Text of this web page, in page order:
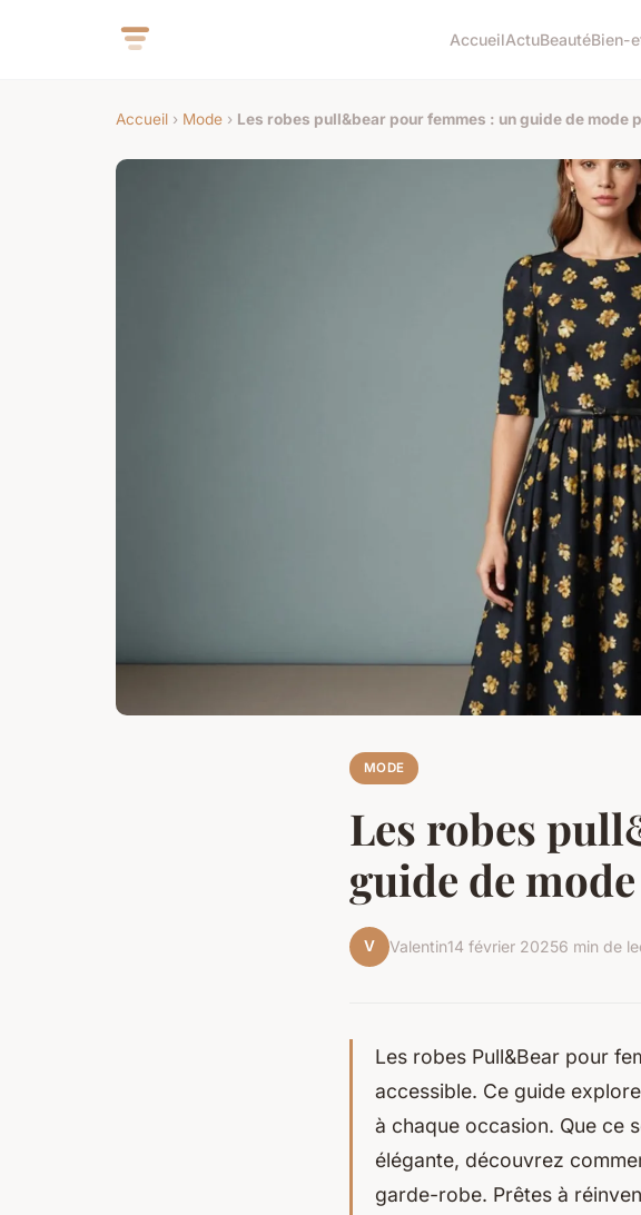
AccueilActuBeautéBien-
Accueil › Mode › Les robes pull&bear pour femmes : un guide de mode
MODE
Les robes
guide de
V Valentin14 février 20256 min de
Les robes Pull&Bear pour
accessible. Ce guide
à chaque occasion. Que ce
élégante, découvrez
garde-robe. Prêtes à